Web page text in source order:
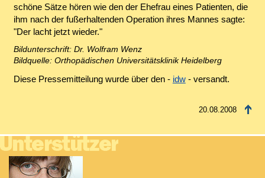
schöne Sätze hören wie den der Ehefrau eines Patienten, die
ihm nach der fußerhaltenden Operation ihres Mannes sagte:
"Der lacht jetzt wieder."
Bildunterschrift: Dr. Wolfram Wenz
Bildquelle: Orthopädischen Universitätsklinik Heidelberg
Diese Pressemitteilung wurde über den - idw- versandt.
20.08.2008